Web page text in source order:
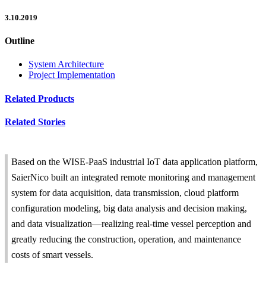
3.10.2019
Outline
System Architecture
Project Implementation
Related Products
Related Stories
Based on the WISE-PaaS industrial IoT data application platform,
SaierNico built an integrated remote monitoring and management
system for data acquisition, data transmission, cloud platform
configuration modeling, big data analysis and decision making,
and data visualization—realizing real-time vessel perception and
greatly reducing the construction, operation, and maintenance
costs of smart vessels.